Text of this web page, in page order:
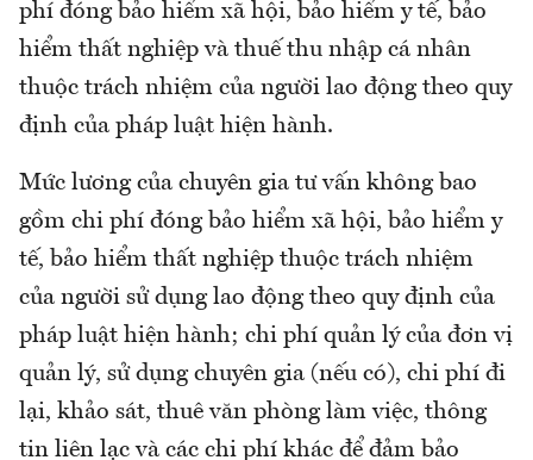
phí đóng bảo hiểm xã hội, bảo hiểm y tế, bảo
hiểm thất nghiệp và thuế thu nhập cá nhân
thuộc trách nhiệm của người lao động theo quy
định của pháp luật hiện hành.
Mức lương của chuyên gia tư vấn không bao
gồm chi phí đóng bảo hiểm xã hội, bảo hiểm y
tế, bảo hiểm thất nghiệp thuộc trách nhiệm
của người sử dụng lao động theo quy định của
pháp luật hiện hành; chi phí quản lý của đơn vị
quản lý, sử dụng chuyên gia (nếu có), chi phí đi
lại, khảo sát, thuê văn phòng làm việc, thông
tin liên lạc và các chi phí khác để đảm bảo